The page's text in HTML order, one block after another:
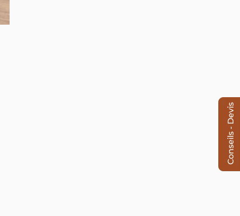
Conseils - Devis